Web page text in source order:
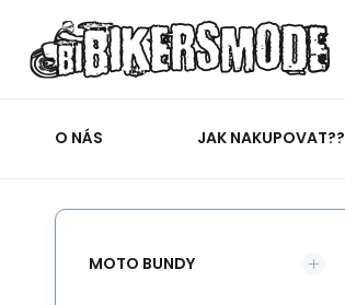
O NÁS JAK NAKUPOVAT??
MOTO BUNDY